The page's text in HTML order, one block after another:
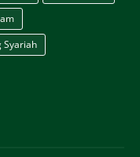
Syariah